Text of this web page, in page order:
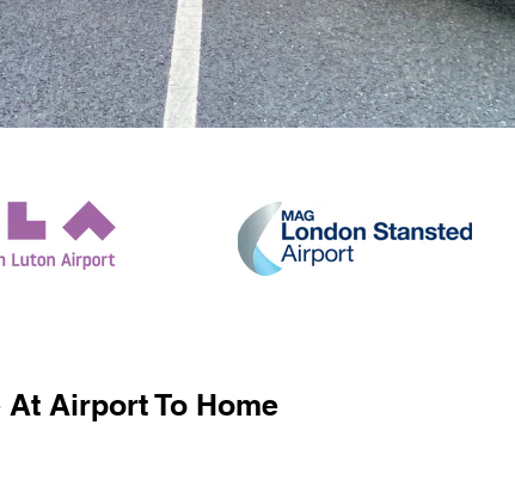
At Airport To Home